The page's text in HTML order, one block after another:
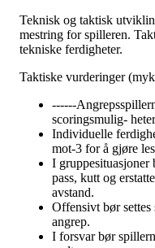
Teknisk og taktisk
mestring for spilleren.
tekniske ferdigheter.
Taktiske vurderinger
------
scoringsmulig-
Individuelle
mot-3 for å gjøre
I gruppesituasjoner
pass, kutt og
avstand.
Offensivt bør
angrep.
I forsvar bør